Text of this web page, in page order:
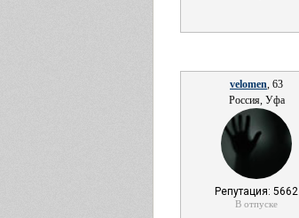
velomen, 63
Россия, Уфа
Репутация: 5662
В отпуске